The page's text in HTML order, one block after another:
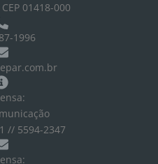
01418-000
1996
// 5594-2347